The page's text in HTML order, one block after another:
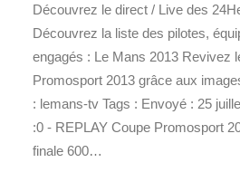
Découvrez le direct / Live des
Découvrez la liste des pilotes,
engagés : Le Mans 2013 Revivez
Promosport 2013 grâce aux
: lemans-tv Tags : Envoyé : 25
:0 - REPLAY Coupe Promosport
finale 600…